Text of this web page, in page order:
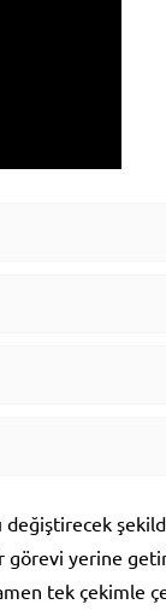
değiştirecek
yerine
tek çekimle